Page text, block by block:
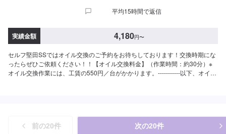
平均15時間で返信
実績金額 4,180円〜
セルフ堅田SSではオイル交換のご予約をお待ちしております！交換時期にな
ったらぜひご依頼ください！！【オイル交換料金】（作業時間：約30分）※
オイル交換作業には、工賃の550円／台がかかります。-----------以下、オイル
円（幅広い車種に対応）<ディーゼル車用>・5W-30▶︎1,590円（DPF装置デ
ィーゼル乗用車）・10W-30▶︎1,370円（DPF装置ディーゼルトラック・バ
前の20件 次の20件